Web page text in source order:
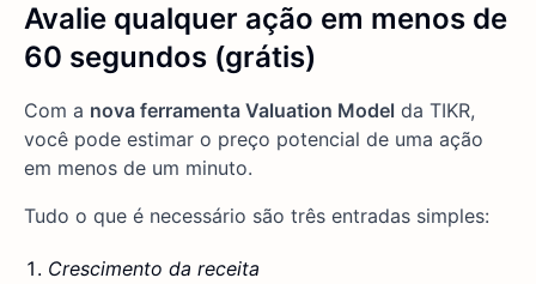
Avalie qualquer ação em menos de
60 segundos (grátis)
Com a nova ferramenta Valuation Model da TIKR,
você pode estimar o preço potencial de uma ação
em menos de um minuto.
Tudo o que é necessário são três entradas simples:
Crescimento da receita